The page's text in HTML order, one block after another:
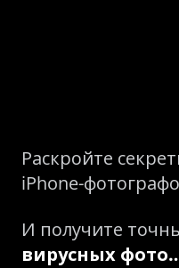
Раскройте
iPhone-
И получите
вирусных